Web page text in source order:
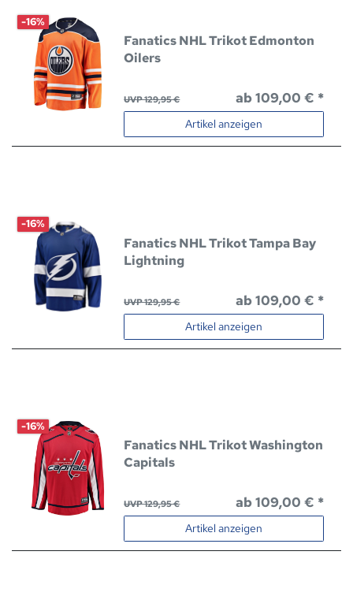
-16%
Fanatics NHL Trikot Edmonton
Oilers
UVP 129,95 € ab 109,00 € *
Artikel anzeigen
-16%
Fanatics NHL Trikot Tampa Bay
Lightning
UVP 129,95 € ab 109,00 € *
Artikel anzeigen
-16%
Fanatics NHL Trikot Washington
Capitals
UVP 129,95 € ab 109,00 € *
Artikel anzeigen